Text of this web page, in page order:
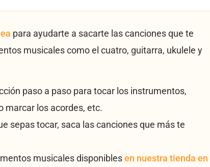
para ayudarte a sacarte las canciones que te
musicales como el cuatro, guitarra, ukulele y
paso a paso para tocar los instrumentos,
marcar los acordes, etc.
sepas tocar, saca las canciones que más te
musicales disponibles en nuestra tienda en